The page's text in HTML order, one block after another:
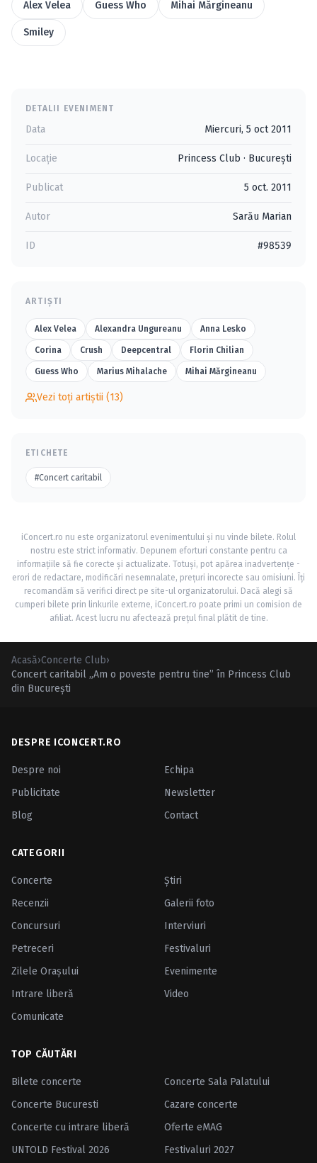
Alex Velea Guess Who Mihai Mărgineanu
Smiley
DETALII EVENIMENT
Data Miercuri, 5 oct 2011
Locație Princess Club · Bucureşti
Publicat 5 oct. 2011
Autor Sarău Marian
ID #98539
ARTIȘTI
Alex Velea Alexandra Ungureanu Anna Lesko
Corina Crush Deepcentral Florin Chilian
Guess Who Marius Mihalache Mihai Mărgineanu
Vezi toți artiștii (13)
ETICHETE
#Concert caritabil
iConcert.ro nu este organizatorul evenimentului și nu vinde bilete. Rolul
nostru este strict informativ. Depunem eforturi constante pentru ca
informațiile să fie corecte și actualizate. Totuși, pot apărea inadvertențe -
erori de redactare, modificări nesemnalate, prețuri incorecte sau omisiuni. Îți
recomandăm să verifici direct pe site-ul organizatorului. Dacă alegi să
cumperi bilete prin linkurile externe, iConcert.ro poate primi un comision de
afiliat. Acest lucru nu afectează prețul final plătit de tine.
Acasă›Concerte Club›
Concert caritabil „Am o poveste pentru tine” în Princess Club
din Bucureşti
DESPRE ICONCERT.RO
Despre noi
Echipa
Publicitate
Newsletter
Blog
Contact
CATEGORII
Concerte
Ştiri
Recenzii
Galerii foto
Concursuri
Interviuri
Petreceri
Festivaluri
Zilele Oraşului
Evenimente
Intrare liberă
Video
Comunicate
TOP CĂUTĂRI
Bilete concerte
Concerte Sala Palatului
Concerte Bucuresti
Cazare concerte
Concerte cu intrare liberă
Oferte eMAG
UNTOLD Festival 2026
Festivaluri 2027